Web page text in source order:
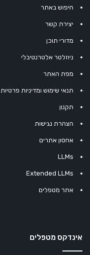
חיפוש באתר
יצירת קשר
מדורי תוכן
ניוזלטר אלטרנטיבלי
מפת האתר
תנאי שימוש ומדיניות פרטיות
תקנון
הצהרת נגישות
אחסון אתרים
LLMs
Extended LLMs
אתר מטפלים
אינדקס מטפלים